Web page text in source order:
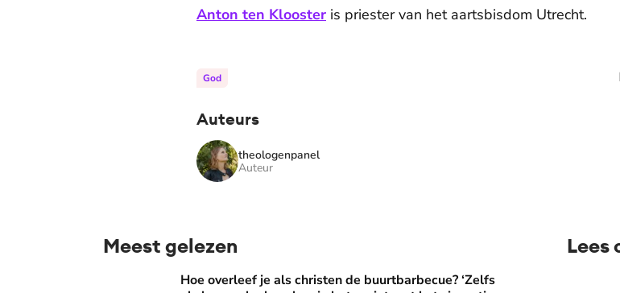
Anton ten Klooster is priester van het aartsbisdom Utrecht.
God
Auteurs
theologenpanel
Auteur
Meest gelezen
Hoe overleef je als christen de buurtbarbecue? ‘Zelfs als buren vloeken, kun je beter
Hoe overleef je als christen de buurtbarbecue? ‘Zelfs
Lees
Jan